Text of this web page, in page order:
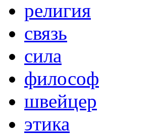
религия
связь
сила
философ
швейцер
этика